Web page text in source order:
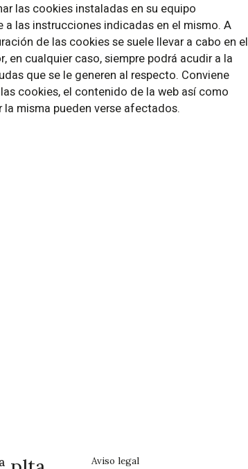
las cookies instaladas en su equipo
las instrucciones indicadas en el mismo. A
de las cookies se suele llevar a cabo en el
en cualquier caso, siempre podrá acudir a la
que se le generen al respecto. Conviene
cookies, el contenido de la web así como
misma pueden verse afectados.
Aviso legal